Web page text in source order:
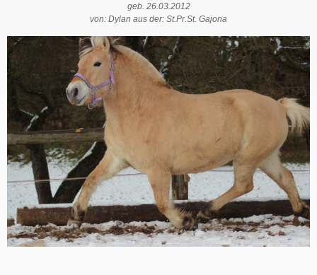
geb. 26.03.2012
von: Dylan aus der: St.Pr.St. Gajona